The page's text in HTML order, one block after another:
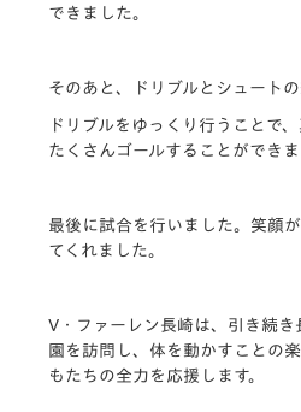
できました。
そのあと、ドリブルとシュート
ドリブルをゆっくり行うことで
たくさんゴールすることができま
最後に試合を行いました。笑顔が
てくれました。
V・ファーレン長崎は、引き続き
園を訪問し、体を動かすことの
もたちの全力を応援します。